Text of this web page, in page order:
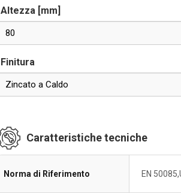
Altezza [mm]
80
Finitura
Zincato a Caldo
Caratteristiche tecniche
Norma di Riferimento EN